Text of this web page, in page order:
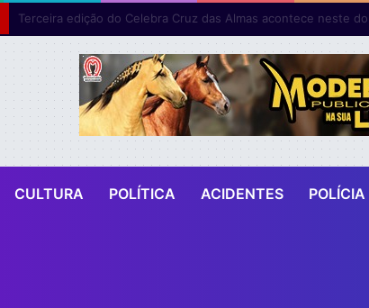
CULTURA POLÍTICA ACIDENTES POLÍCIA